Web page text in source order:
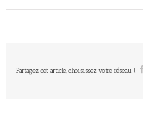
Partagez cet article, choisissez votre réseau !